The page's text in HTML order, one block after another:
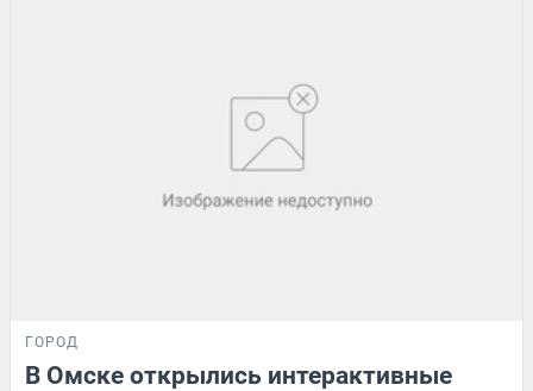
ГОРОД
В Омске открылись интерактивные